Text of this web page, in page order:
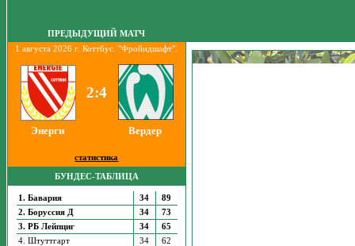
ПРЕДЫДУЩИЙ МАТЧ
1 августа 2026 г. Коттбус. "Фройндшафт".
2:4
Энерги Вердер
статистика
БУНДЕС-ТАБЛИЦА
1. Бавария 34
89
2. Боруссия Д
34
73
3. РБ Лейпциг
34
65
4. Штуттгарт
34
62